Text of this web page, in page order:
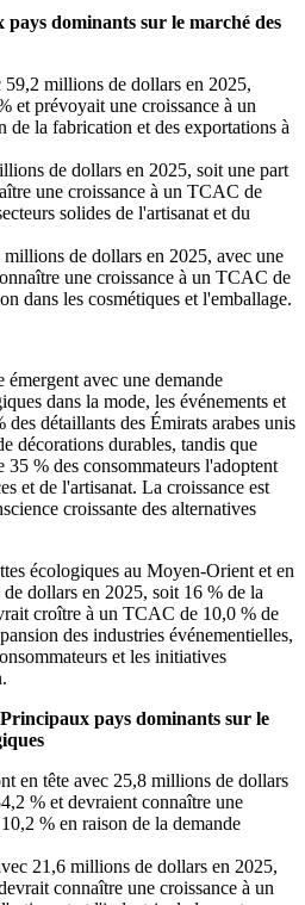
dominants sur le marché des
millions de dollars en 2025,
et prévoyait une croissance à un
la fabrication et des exportations à
de dollars en 2025, soit une part
une croissance à un TCAC de
solides de l'artisanat et du
de dollars en 2025, avec une
une croissance à un TCAC de
dans les cosmétiques et l'emballage.
avec une demande
dans la mode, les événements et
des détaillants des Émirats arabes unis
décorations durables, tandis que
% des consommateurs l'adoptent
et de l'artisanat. La croissance est
croissante des alternatives
écologiques au Moyen-Orient et en
dollars en 2025, soit 16 % de la
croître à un TCAC de 10,0 % de
des industries événementielles,
et les initiatives
pays dominants sur le
en tête avec 25,8 millions de dollars
% et devraient connaître une
% en raison de la demande
21,6 millions de dollars en 2025,
connaître une croissance à un